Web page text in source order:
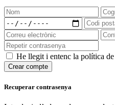
He llegit i entenc la política
Crear compte
Recuperar contrasenya